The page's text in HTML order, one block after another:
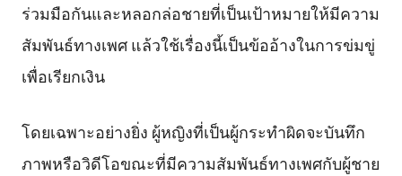
ร่วมมือกันและหลอกล่อชายที่เป็นเป้าหมายให้มีความ
สัมพันธ์ทางเพศ แล้วใช้เรื่องนี้เป็นข้ออ้างในการข่มขู่
เพื่อเรียกเงิน
โดยเฉพาะอย่างยิ่ง ผู้หญิงที่เป็นผู้กระทำผิดจะบันทึก
ภาพหรือวิดีโอขณะที่มีความสัมพันธ์ทางเพศกับผู้ชาย